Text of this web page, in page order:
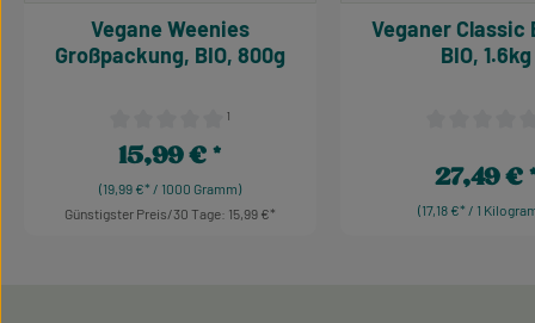
Durchschnittliche Bewertung von 0 von 5 Sternen
¹
Vegane Weenies
Großpackung, BIO, 800g
(19,99 €* / 1000 Gramm)
Regulärer Preis:
15,99 €
Günstigster Preis/30 Tage: 15,99 €
Veganer Classic
BIO, 1.6kg
(17,18 €* / 1
Regulärer
27,49 €